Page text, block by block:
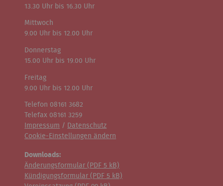
13.30 Uhr bis 16.30 Uhr
Mittwoch
9.00 Uhr bis 12.00 Uhr
Donnerstag
15.00 Uhr bis 19.00 Uhr
Freitag
9.00 Uhr bis 12.00 Uhr
Telefon 08161 3682
Telefax 08161 3259
Impressum /
Datenschutz
Cookie-Einstellungen ändern
Downloads:
Änderungsformular ( PDF 5 kB)
Kündigungsformular ( PDF 5 kB)